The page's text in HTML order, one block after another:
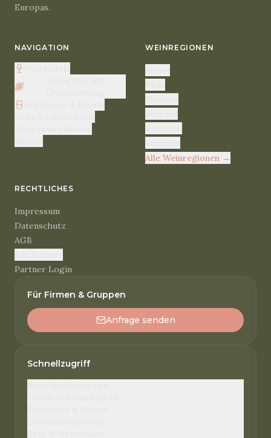
Europas.
NAVIGATION WEINREGIONEN
Alle Weinregionen →
RECHTLICHES
Impressum
Datenschutz
AGB
Partner Login
Für Firmen & Gruppen
Anfrage senden
Schnellzugriff